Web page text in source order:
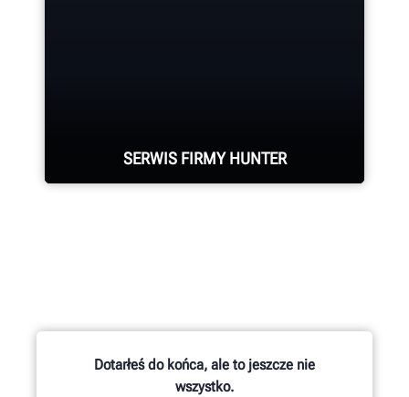
QuickGrip marki Hunter.
SERWIS FIRMY HUNTER
POPROŚ O WSPARCIE
Dotarłeś do końca, ale to jeszcze nie
wszystko.